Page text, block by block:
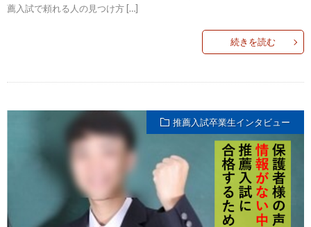
薦入試で頼れる人の見つけ方 […]
続きを読む
推薦入試卒業生インタビュー